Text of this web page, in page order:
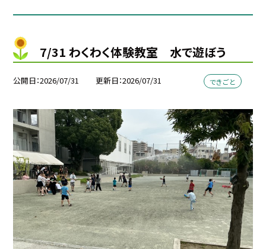
7/31 わくわく体験教室 水で遊ぼう
公開日 2026/07/31 更新日 2026/07/31 できごと